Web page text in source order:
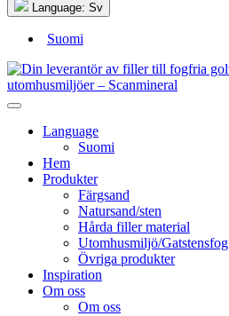
Language: Sv
Suomi
Language
Suomi
Hem
Produkter
Färgsand
Natursand/sten
Hårda filler material
Utomhusmiljö/Gatstensfog
Övriga produkter
Inspiration
Om oss
Om oss